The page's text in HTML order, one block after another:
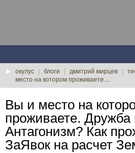
окулус блоги дмитрий мирцев
место на котором проживаете....
Вы и место на
проживаете. Дружба
Антагонизм? Как
ЗаЯвок на расчет